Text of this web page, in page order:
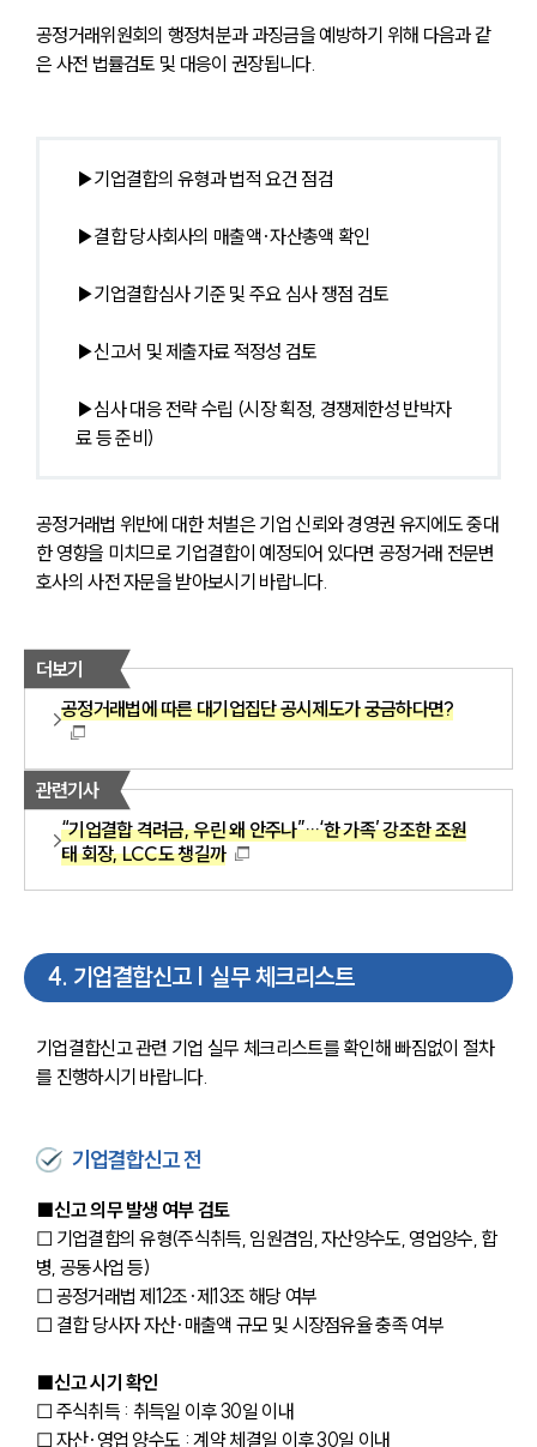
공정거래위원회의 행정처분과 과징금을 예방하기 위해 다음과 같
은 사전 법률검토 및 대응이 권장됩니다.
▶기업결합의 유형과 법적 요건 점검
▶결합 당사회사의 매출액·자산총액 확인
▶기업결합심사 기준 및 주요 심사 쟁점 검토
▶신고서 및 제출자료 적정성 검토
▶심사 대응 전략 수립 (시장 획정, 경쟁제한성 반박자
료 등 준비)
공정거래법 위반에 대한 처벌은 기업 신뢰와 경영권 유지에도 중대
한 영향을 미치므로 기업결합이 예정되어 있다면 공정거래 전문변
호사의 사전 자문을 받아보시기 바랍니다.
더보기
공정거래법에 따른 대기업집단 공시제도가 궁금하다면?
관련기사
“기업결합 격려금, 우린 왜 안주나”…‘한 가족’ 강조한 조원
태 회장, LCC도 챙길까
4. 기업결합신고 | 실무 체크리스트
기업결합신고 관련 기업 실무 체크리스트를 확인해 빠짐없이 절차
를 진행하시기 바랍니다.
기업결합신고 전
■신고 의무 발생 여부 검토
☐ 기업결합의 유형(주식취득, 임원겸임, 자산양수도, 영업양수, 합
병, 공동사업 등)
☐ 공정거래법 제12조·제13조 해당 여부
☐ 결합 당사자 자산·매출액 규모 및 시장점유율 충족 여부
■신고 시기 확인
☐ 주식취득 : 취득일 이후 30일 이내
☐ 자산·영업 양수도 : 계약 체결일 이후 30일 이내